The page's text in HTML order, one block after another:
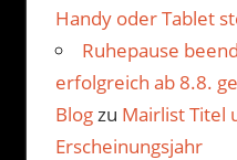
Handy oder Tablet
Ruhepause
erfolgreich ab 8.8.
Blogzu Mairlist Titel
Erscheinungsjahr